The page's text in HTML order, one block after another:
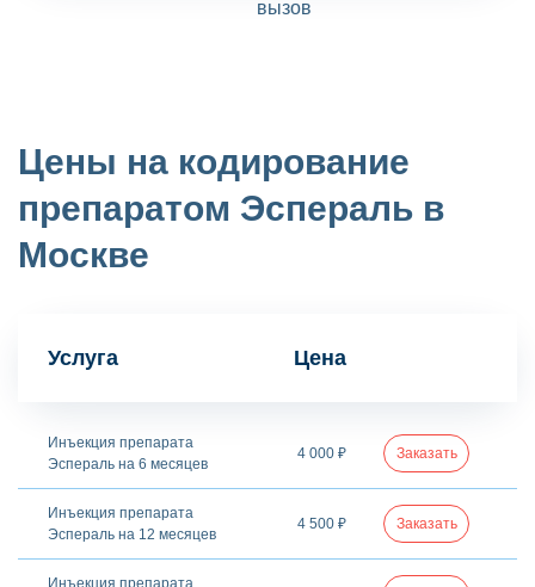
Цены на кодирование
препаратом Эспераль в
Москве
Услуга Цена
Инъекция препарата
Эспераль на 6 месяцев
4 000 ₽ Заказать
Инъекция препарата
Эспераль на 12 месяцев
4 500 ₽ Заказать
Инъекция препарата